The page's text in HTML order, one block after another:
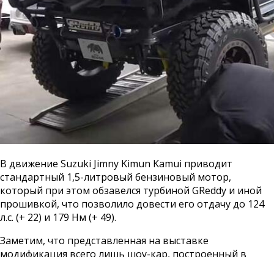
В движение Suzuki Jimny Kimun Kamui приводит
стандартный 1,5-литровый бензиновый мотор,
который при этом обзавелся турбиной GReddy и иной
прошивкой, что позволило довести его отдачу до 124
л.с. (+ 22) и 179 Нм (+ 49).
Заметим, что представленная на выставке
модификация всего лишь шоу-кар, построенный в